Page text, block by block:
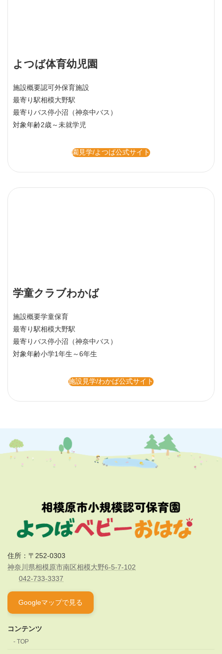
よつば体育幼児園
施設概要認可外保育施設
最寄り駅相模大野駅
最寄りバス停小沼（神奈中バス）
対象年齢2歳～未就学児
園見学/よつば公式サイト
学童クラブわかば
施設概要学童保育
最寄り駅相模大野駅
最寄りバス停小沼（神奈中バス）
対象年齢小学1年生～6年生
施設見学/わかば公式サイト
住所：〒252-0303
神奈川県相模原市南区相模大野6-5-7-102
042-733-3337
Googleマップで見る
コンテンツ
TOP